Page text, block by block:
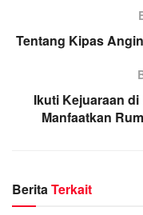
Tentang Kipas
Ikuti Kejuaraan
Manfaatkan
BeritaTerkait